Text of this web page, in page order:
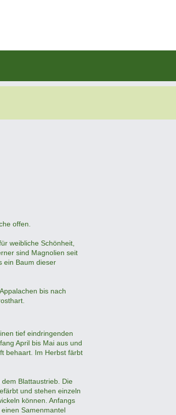
offen.
weibliche Schönheit,
sind Magnolien seit
ein Baum dieser
bis nach
tief eindringenden
April bis Mai aus und
behaart. Im Herbst färbt
Blattaustrieb. Die
und stehen einzeln
können. Anfangs
Samenmantel